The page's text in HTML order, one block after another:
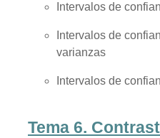
Intervalos de
Intervalos de
varianzas
Intervalos de
Tema 6.